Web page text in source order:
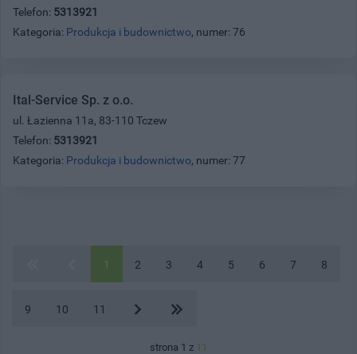
Telefon: 5313921
Kategoria: Produkcja i budownictwo, numer: 76
Ital-Service Sp. z o.o.
ul. Łazienna 11a, 83-110 Tczew
Telefon: 5313921
Kategoria: Produkcja i budownictwo, numer: 77
1 2 3 4 5 6 7 8
9 10 11
strona 1 z 11